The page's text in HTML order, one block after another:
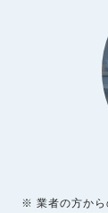
※ 業者の方から